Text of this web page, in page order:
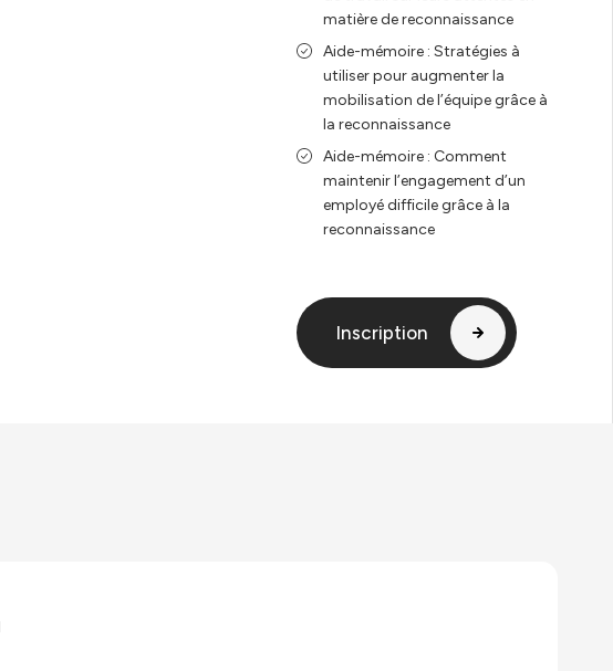
matière de reconnaissance
Aide-mémoire : Stratégies à
utiliser pour augmenter la
mobilisation de l’équipe grâce à
la reconnaissance
Aide-mémoire : Comment
maintenir l’engagement d’un
employé difficile grâce à la
reconnaissance
Inscription